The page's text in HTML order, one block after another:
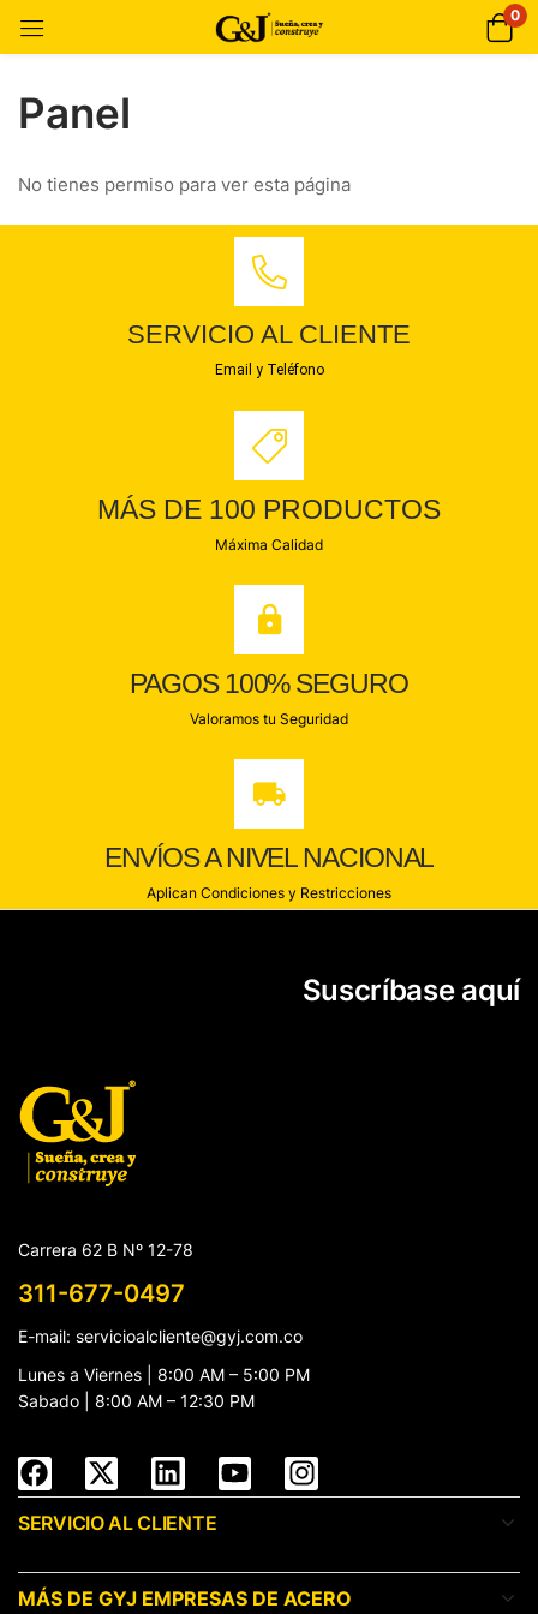
0
Panel
No tienes permiso para ver esta página
SERVICIO AL CLIENTE
Email y Teléfono
MÁS DE 100 PRODUCTOS
Máxima Calidad
PAGOS 100% SEGURO
Valoramos tu Seguridad
ENVÍOS A NIVEL NACIONAL
Aplican Condiciones y Restricciones
Suscríbase aquí
Carrera 62 B Nº 12-78
311-677-0497
E-mail: servicioalcliente@gyj.com.co
Lunes a Viernes | 8:00 AM – 5:00 PM
Sabado | 8:00 AM – 12:30 PM
SERVICIO AL CLIENTE
MÁS DE GYJ EMPRESAS DE ACERO